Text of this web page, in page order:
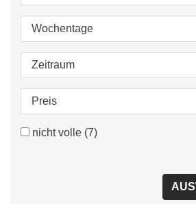
Wochentage
Zeitraum
Preis
nicht volle (7)